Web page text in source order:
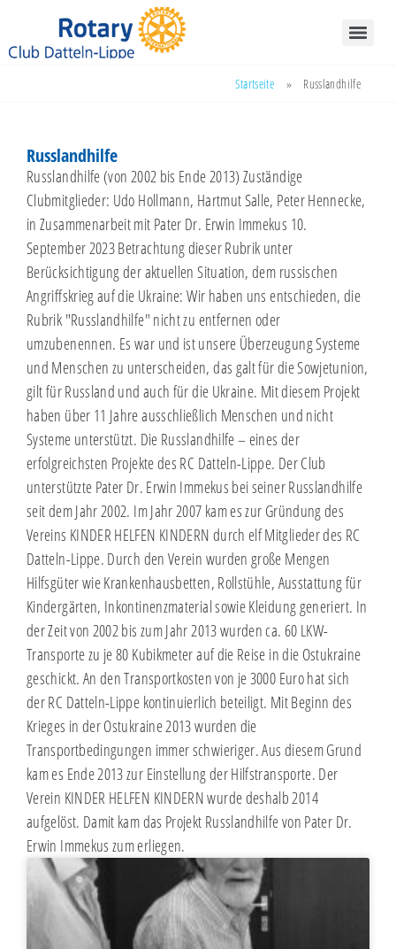
Startseite » Russlandhilfe
Russlandhilfe
Russlandhilfe (von 2002 bis Ende 2013) Zuständige
Clubmitglieder: Udo Hollmann, Hartmut Salle, Peter Hennecke,
in Zusammenarbeit mit Pater Dr. Erwin Immekus 10.
September 2023 Betrachtung dieser Rubrik unter
Berücksichtigung der aktuellen Situation, dem russischen
Angriffskrieg auf die Ukraine: Wir haben uns entschieden, die
Rubrik "Russlandhilfe" nicht zu entfernen oder
umzubenennen. Es war und ist unsere Überzeugung Systeme
und Menschen zu unterscheiden, das galt für die Sowjetunion,
gilt für Russland und auch für die Ukraine. Mit diesem Projekt
haben über 11 Jahre ausschließlich Menschen und nicht
Systeme unterstützt. Die Russlandhilfe – eines der
erfolgreichsten Projekte des RC Datteln-Lippe. Der Club
unterstützte Pater Dr. Erwin Immekus bei seiner Russlandhilfe
seit dem Jahr 2002. Im Jahr 2007 kam es zur Gründung des
Vereins KINDER HELFEN KINDERN durch elf Mitglieder des RC
Datteln-Lippe. Durch den Verein wurden große Mengen
Hilfsgüter wie Krankenhausbetten, Rollstühle, Ausstattung für
Kindergärten, Inkontinenzmaterial sowie Kleidung generiert. In
der Zeit von 2002 bis zum Jahr 2013 wurden ca. 60 LKW-
Transporte zu je 80 Kubikmeter auf die Reise in die Ostukraine
geschickt. An den Transportkosten von je 3000 Euro hat sich
der RC Datteln-Lippe kontinuierlich beteiligt. Mit Beginn des
Krieges in der Ostukraine 2013 wurden die
Transportbedingungen immer schwieriger. Aus diesem Grund
kam es Ende 2013 zur Einstellung der Hilfstransporte. Der
Verein KINDER HELFEN KINDERN wurde deshalb 2014
aufgelöst. Damit kam das Projekt Russlandhilfe von Pater Dr.
Erwin Immekus zum erliegen.